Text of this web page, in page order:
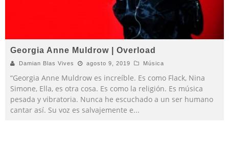
Georgia Anne Muldrow | Overload
Damian Blas Vives agosto 9, 2019 Música
“Georgia Anne Muldrow es increíble. Es como Flack, Nina
Simone, Ella, es otra cosa. Es como la religión. Es música
pesada y vibratoria. Nunca he escuchado a un ser humano
cantar así. Su voz es salvajemente e...